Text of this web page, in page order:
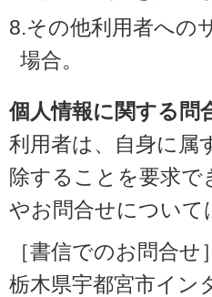
8.その他利用者への
場合。
個人情報に関する問
利用者は、自身に属
除することを要求で
やお問合せについて
［書信でのお問合せ］
栃木県宇都宮市イン